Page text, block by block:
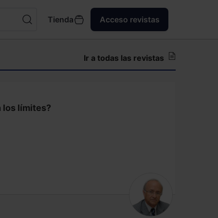
Tienda Acceso revistas
Ir a todas las revistas
los límites?